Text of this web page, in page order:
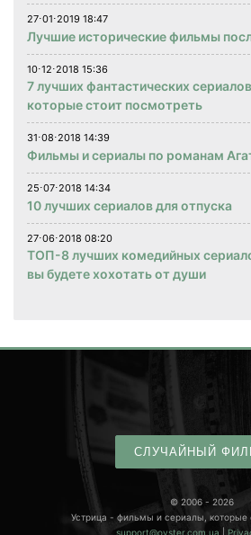
27⋅01⋅2019 18:47
Лучшие исторические фильмы
10⋅12⋅2018 15:36
7 лучших фантастических
которые стоит посмотреть
31⋅08⋅2018 14:39
Фильмы и сериалы по романам
25⋅07⋅2018 14:34
10 лучших сериалов для отпуска
27⋅06⋅2018 08:20
ТОП-8 лучших комедийных
вы будете хохотать от души
СЛУЧАЙНЫЙ
© 2006 - 2026
Устрица - фильмы и сериалы, которые
support@oyster.com.ua